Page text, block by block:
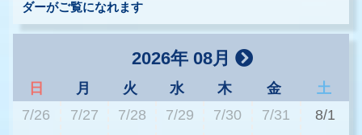
ダーがご覧になれます
2026年 08月
日 月 火 水 木 金
土
7/26
7/27 7/28 7/29 7/30 7/31 8/1